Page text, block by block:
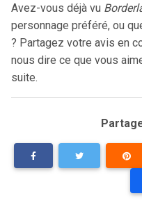
Avez-vous déjà vu
personnage préféré, ou
? Partagez votre avis en
nous dire ce que vous
suite.